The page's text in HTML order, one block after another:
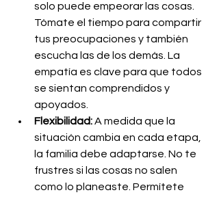
solo puede empeorar las cosas.
Tómate el tiempo para compartir
tus preocupaciones y también
escucha las de los demás. La
empatía es clave para que todos
se sientan comprendidos y
apoyados.
Flexibilidad: A medida que la
situación cambia en cada etapa,
la familia debe adaptarse. No te
frustres si las cosas no salen
como lo planeaste. Permítete